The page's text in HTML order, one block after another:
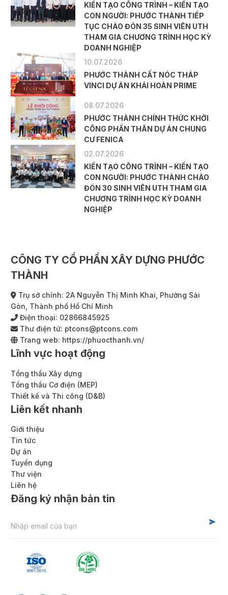
KIẾN TẠO CÔNG TRÌNH – KIẾN TẠO
CON NGƯỜI: PHƯỚC THÀNH TIẾP
TỤC CHÀO ĐÓN 35 SINH VIÊN UTH
THAM GIA CHƯƠNG TRÌNH HỌC KỲ
DOANH NGHIỆP
10.07.2026
PHƯỚC THÀNH CẤT NÓC THÁP
VINCI DỰ ÁN KHẢI HOÀN PRIME
08.07.2026
PHƯỚC THÀNH CHÍNH THỨC KHỞI
CÔNG PHẦN THÂN DỰ ÁN CHUNG
CƯ FENICA
02.07.2026
KIẾN TẠO CÔNG TRÌNH – KIẾN TẠO
CON NGƯỜI: PHƯỚC THÀNH CHÀO
ĐÓN 30 SINH VIÊN UTH THAM GIA
CHƯƠNG TRÌNH HỌC KỲ DOANH
NGHIỆP
CÔNG TY CỔ PHẦN XÂY DỰNG PHƯỚC
THÀNH
Trụ sở chính: 2A Nguyễn Thị Minh Khai, Phường Sài
Gòn, Thành phố Hồ Chí Minh
Điện thoại: 02866845925
Thư điện tử: ptcons@ptcons.com
Trang web: https://phuocthanh.vn/
Lĩnh vực hoạt động
Tổng thầu Xây dựng
Tổng thầu Cơ điện (MEP)
Thiết kế và Thi công (D&B)
Liên kết nhanh
Giới thiệu
Tin tức
Dự án
Tuyển dụng
Thư viện
Liên hệ
Đăng ký nhận bản tin